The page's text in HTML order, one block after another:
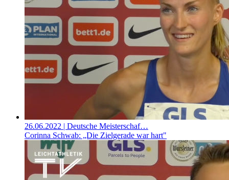
26.06.2022 | Deutsche Meisterschaf…
Corinna Schwab: „Die Zielgerade war hart"